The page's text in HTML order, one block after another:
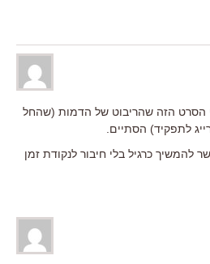
הסרט הזה שהריבוט של הדמות (שהחל
לתפקיד) הסתיים.
כרגיל בלי חיבור לנקודת זמן